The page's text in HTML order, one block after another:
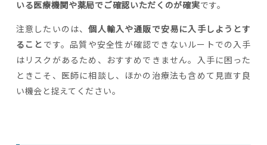
いる医療機関や薬局でご確認いただくのが確実です。
注意したいのは、個人輸入や通販で安易に入手しようとす
ること です。品質や安全性が確認できないルートでの入手
はリスクがあるため、おすすめできません。入手に困った
ときこそ、医師に相談し、ほかの治療法も含めて見直す良
い機会と捉えてください。